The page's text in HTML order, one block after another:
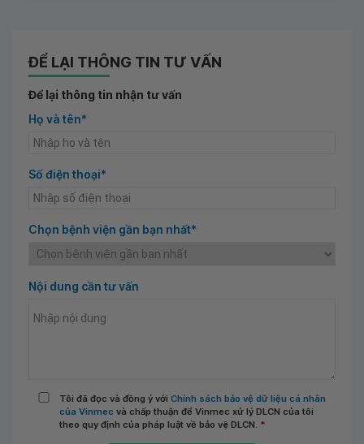
ĐỂ LẠI THÔNG TIN TƯ VẤN
Để lại thông tin nhận tư vấn
Họ và tên*
Số điện thoại*
Chọn bệnh viện gần bạn nhất*
Nội dung cần tư vấn
Tôi đã đọc và đồng ý với Chính sách bảo vệ dữ liệu cá nhân
của Vinmec và chấp thuận để Vinmec xử lý DLCN của tôi
theo quy định của pháp luật về bảo vệ DLCN. *